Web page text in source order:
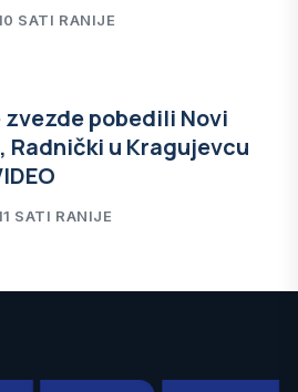
SATI RANIJE
pobedili Novi
Radnički u Kragujevcu
SATI RANIJE